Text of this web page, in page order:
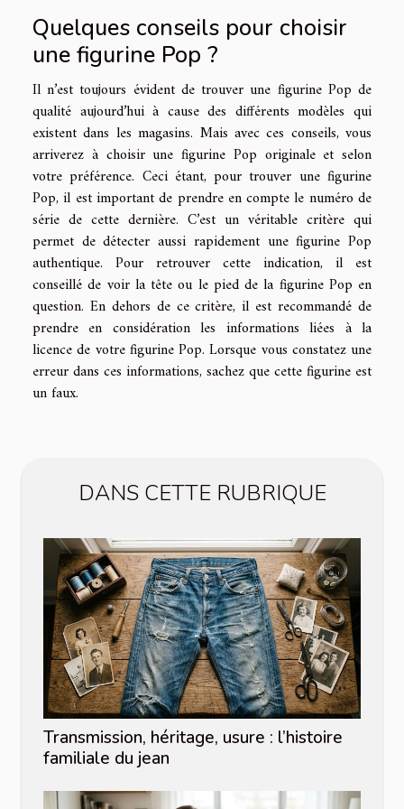
Quelques conseils pour choisir
une figurine Pop ?
Il n’est toujours évident de trouver une figurine Pop de
qualité aujourd’hui à cause des différents modèles qui
existent dans les magasins. Mais avec ces conseils, vous
arriverez à choisir une figurine Pop originale et selon
votre préférence. Ceci étant, pour trouver une figurine
Pop, il est important de prendre en compte le numéro de
série de cette dernière. C’est un véritable critère qui
permet de détecter aussi rapidement une figurine Pop
authentique. Pour retrouver cette indication, il est
conseillé de voir la tête ou le pied de la figurine Pop en
question. En dehors de ce critère, il est recommandé de
prendre en considération les informations liées à la
licence de votre figurine Pop. Lorsque vous constatez une
erreur dans ces informations, sachez que cette figurine est
un faux.
DANS CETTE RUBRIQUE
Transmission, héritage, usure : l’histoire
familiale du jean